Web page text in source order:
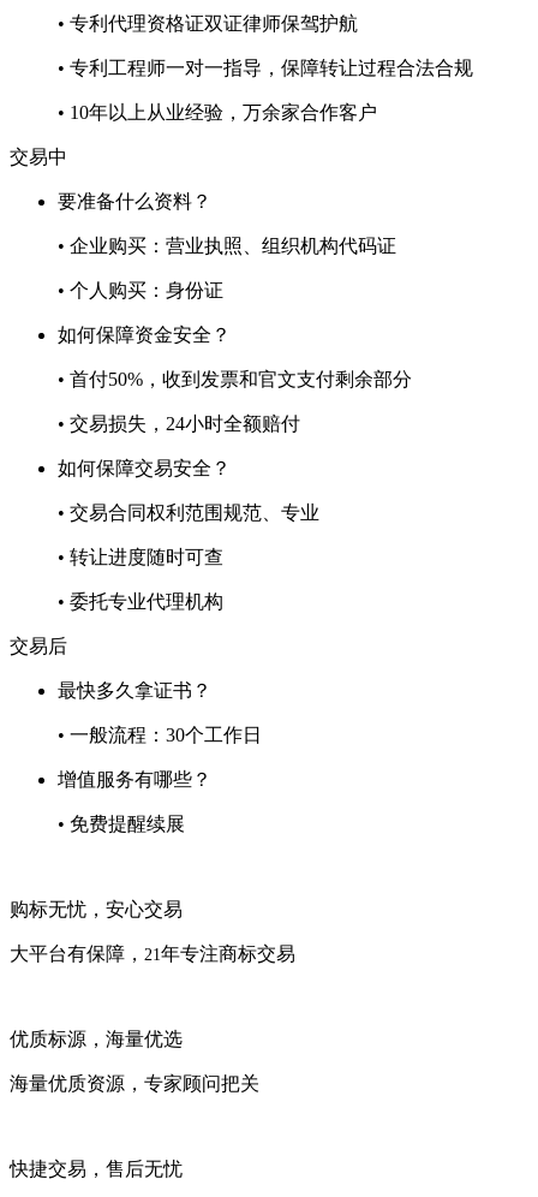
• 专利代理资格证双证律师保驾护航
• 专利工程师一对一指导，保障转让过程合法合规
• 10年以上从业经验，万余家合作客户
交易中
要准备什么资料？
• 企业购买：营业执照、组织机构代码证
• 个人购买：身份证
如何保障资金安全？
• 首付50%，收到发票和官文支付剩余部分
• 交易损失，24小时全额赔付
如何保障交易安全？
• 交易合同权利范围规范、专业
• 转让进度随时可查
• 委托专业代理机构
交易后
最快多久拿证书？
• 一般流程：30个工作日
增值服务有哪些？
• 免费提醒续展
购标无忧，安心交易
大平台有保障， 21 年专注商标交易
优质标源，海量优选
海量优质资源，专家顾问把关
快捷交易，售后无忧